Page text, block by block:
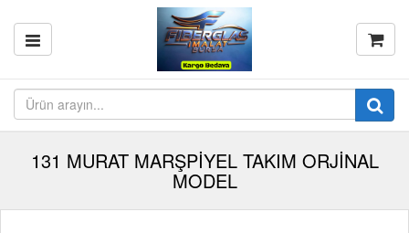
131 MURAT MARŞPİYEL TAKIM ORJİNAL
MODEL